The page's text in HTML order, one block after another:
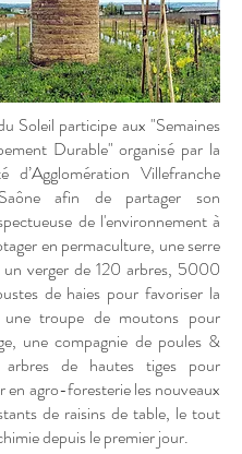
Soleil participe aux "Semaines
Durable" organisé par la
d’Agglomération Villefranche
afin de partager son
de l'environnement à
en permaculture, une serre
un verger de 120 arbres, 5000
de haies pour favoriser la
une troupe de moutons pour
une compagnie de poules &
de hautes tiges pour
en agro-foresterie les nouveaux
de raisins de table, le tout
depuis le premier jour.